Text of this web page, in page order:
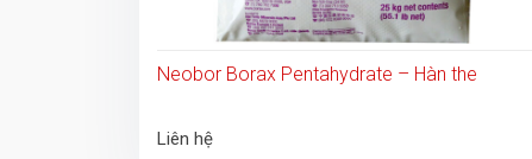
Neobor Borax Pentahydrate – Hàn the
Liên hệ